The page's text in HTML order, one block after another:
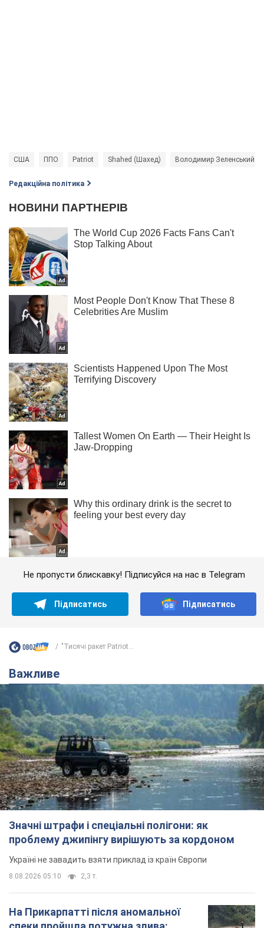
США ППО Patriot Shahed (Шахед) Володимир Зеленський
Редакційна політика
Не пропусти блискавку! Підписуйся на нас в Telegram
Підписатись Підписатись
"Тисячі ракет Patriot...
Важливе
Значні штрафи і спеціальні полігони: як
проблему джипінгу вирішують за кордоном
Україні не завадить взяти приклад із країн Європи
8.08.2026 05:10 2,3 т.
На Прикарпатті після аномальної